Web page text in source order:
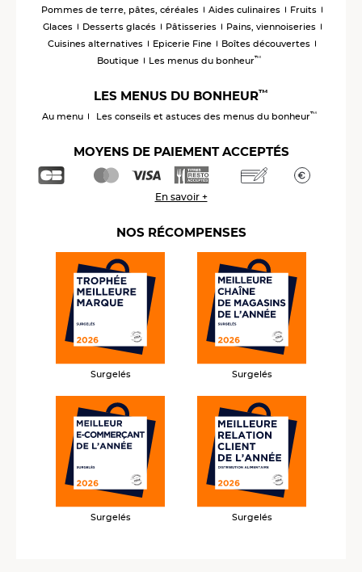
Pommes de terre, pâtes, céréales
Aides culinaires
Fruits
Glaces
Desserts glacés Pâtisseries
Pains, viennoiseries
Cuisines alternatives
Epicerie Fine
Boîtes découvertes
Boutique
Les menus du bonheur™
LES MENUS DU BONHEUR™
Au menu Les conseils et astuces des menus du bonheur™
MOYENS DE PAIEMENT ACCEPTÉS
En savoir +
NOS RÉCOMPENSES
Surgelés Surgelés
Surgelés Surgelés